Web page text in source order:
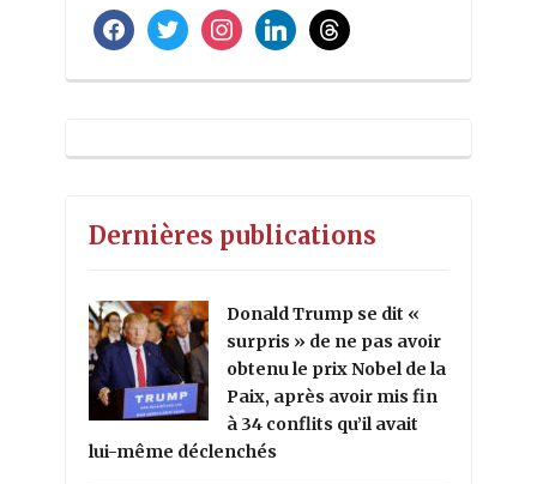
facebooktwitterinstagramlinkedinthreads
Dernières publications
Donald Trump se dit «
surpris » de ne pas avoir
obtenu le prix Nobel de la
Paix, après avoir mis fin
à 34 conflits qu’il avait
lui-même déclenchés